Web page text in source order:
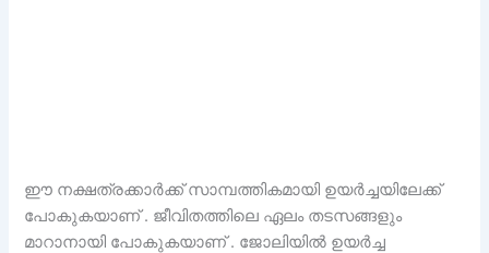
ഈ നക്ഷത്രക്കാർക്ക് സാമ്പത്തികമായി ഉയർച്ചയിലേക്ക്
പോകുകയാണ് . ജീവിതത്തിലെ ഏലം തടസങ്ങളും
മാറാനായി പോകുകയാണ് . ജോലിയിൽ ഉയർച്ച